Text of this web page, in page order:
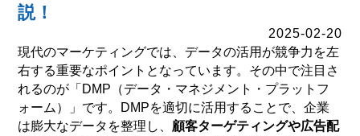
説！
2025-02-20
現代のマーケティングでは、データの活用が競争力を左
右する重要なポイントとなっています。その中で注目さ
れるのが「DMP（データ・マネジメント・プラットフ
ォーム）」です。DMPを適切に活用することで、企業
は膨大なデータを整理し、 顧客ターゲティングや広告配